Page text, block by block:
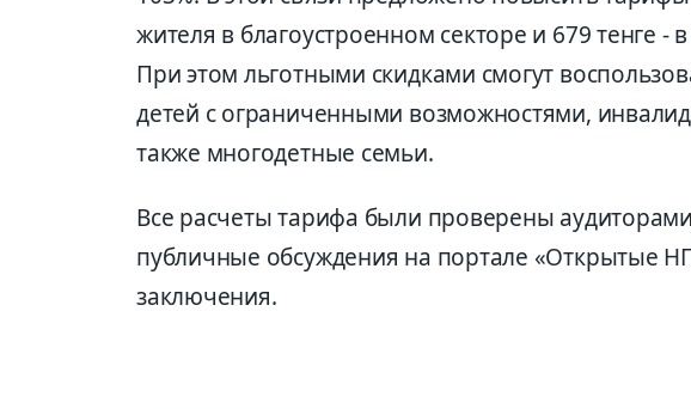
жителя в благоустроенном секторе и 679 тенге -
При этом льготными скидками смогут
детей с ограниченными возможностями,
также многодетные семьи.
Все расчеты тарифа были проверены
публичные обсуждения на портале «Открытые
заключения.